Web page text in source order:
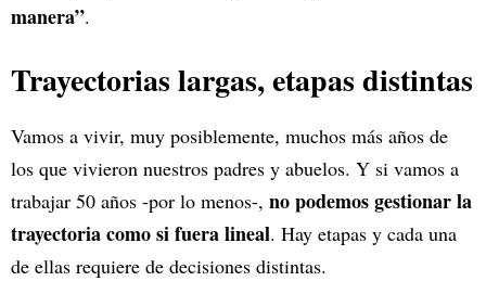
manera”.
Trayectorias largas, etapas distintas
Vamos a vivir, muy posiblemente, muchos más años de
los que vivieron nuestros padres y abuelos. Y si vamos a
trabajar 50 años -por lo menos-, no podemos gestionar la
trayectoria como si fuera lineal. Hay etapas y cada una
de ellas requiere de decisiones distintas.